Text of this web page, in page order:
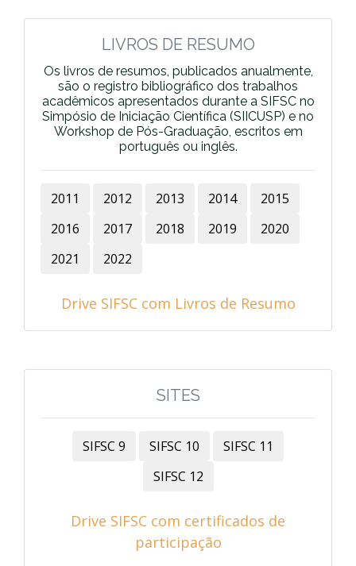
LIVROS DE RESUMO
Os livros de resumos, publicados anualmente,
são o registro bibliográfico dos trabalhos
acadêmicos apresentados durante a SIFSC no
Simpósio de Iniciação Científica (SIICUSP) e no
Workshop de Pós-Graduação, escritos em
português ou inglês.
2011 2012 2013 2014
2015
2016
2017 2018 2019
2020
2021
2022
Drive SIFSC com Livros de Resumo
SITES
SIFSC 9 SIFSC 10
SIFSC 11
SIFSC 12
Drive SIFSC com certificados de
participação